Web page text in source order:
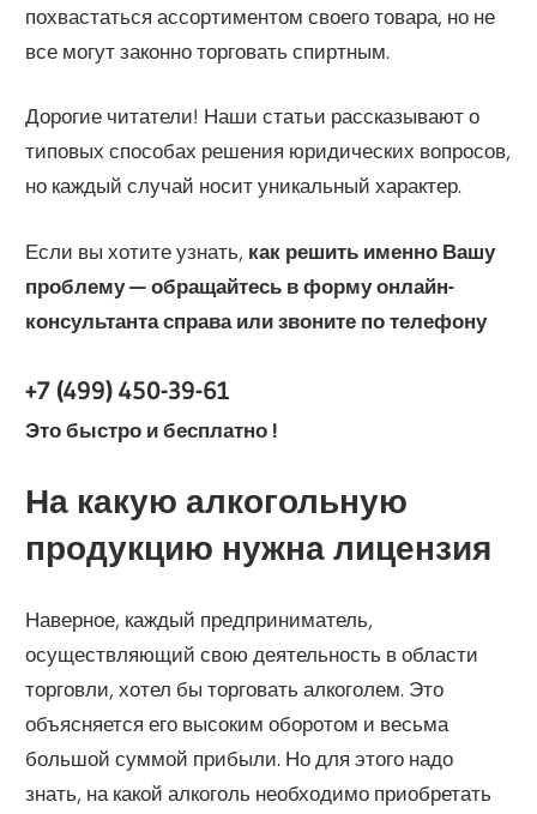
похвастаться ассортиментом своего товара, но не
все могут законно торговать спиртным.
Дорогие читатели! Наши статьи рассказывают о
типовых способах решения юридических вопросов,
но каждый случай носит уникальный характер.
Если вы хотите узнать, как решить именно Вашу
проблему — обращайтесь в форму онлайн-
консультанта справа или звоните по телефону
+7 (499) 450-39-61
Это быстро и бесплатно !
На какую алкогольную
продукцию нужна лицензия
Наверное, каждый предприниматель,
осуществляющий свою деятельность в области
торговли, хотел бы торговать алкоголем. Это
объясняется его высоким оборотом и весьма
большой суммой прибыли. Но для этого надо
знать, на какой алкоголь необходимо приобретать